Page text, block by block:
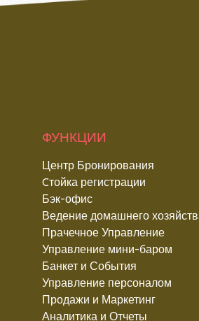
ФУНКЦИИ
Центр Бронирования
Cтойка регистрации
Бэк-офис
Ведение домашнего
Прачечное Управление
Управление мини-баром
Банкет и События
Управление персоналом
Продажи и Маркетинг
Аналитика и Отчеты